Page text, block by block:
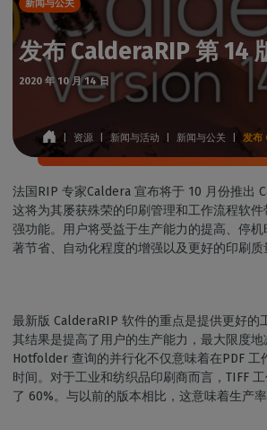
新闻与公关
发布 CalderaRIP 第 14
2020 年 10 月 14 日
资源 新闻与活动 新闻与公关 发布
法国RIP 专家Caldera 宣布将于 10 月份推出
这将为其屡获殊荣的印刷管理和工作流程软
强功能。用户将受益于生产能力的提高、停
著节省、自动化程度的增强以及更好的印刷质
最新版 CalderaRIP 软件的重点是提供更好的
其结果是提高了用户的生产能力，最大限度地
Hotfolder 查询的并行化不仅意味着在PDF 工
时间。对于工业和纺织品印刷商而言，TIFF
了 60%。与以前的版本相比，这意味着生产率